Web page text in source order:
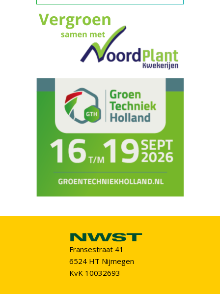
Fransestraat 41
6524 HT Nijmegen
KvK 10032693